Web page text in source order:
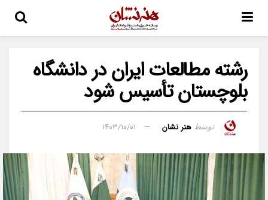
رشته مطالعات ایران در دانشگاه
بلوچستان تأسیس شود
توسط هنر نشان ۱۴۰۳/۱۰/۰۱